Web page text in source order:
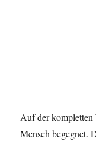
Auf der
Mensch begegnet.